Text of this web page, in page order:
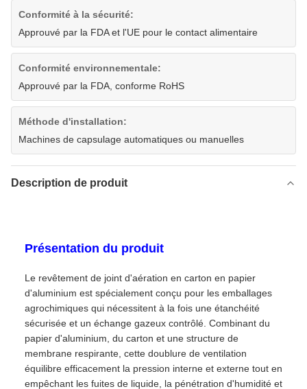
Conformité à la sécurité:
Approuvé par la FDA et l'UE pour le contact alimentaire
Conformité environnementale:
Approuvé par la FDA, conforme RoHS
Méthode d'installation:
Machines de capsulage automatiques ou manuelles
Description de produit
Présentation du produit
Le revêtement de joint d'aération en carton en papier
d'aluminium est spécialement conçu pour les emballages
agrochimiques qui nécessitent à la fois une étanchéité
sécurisée et un échange gazeux contrôlé. Combinant du
papier d'aluminium, du carton et une structure de
membrane respirante, cette doublure de ventilation
équilibre efficacement la pression interne et externe tout en
empêchant les fuites de liquide, la pénétration d'humidité et